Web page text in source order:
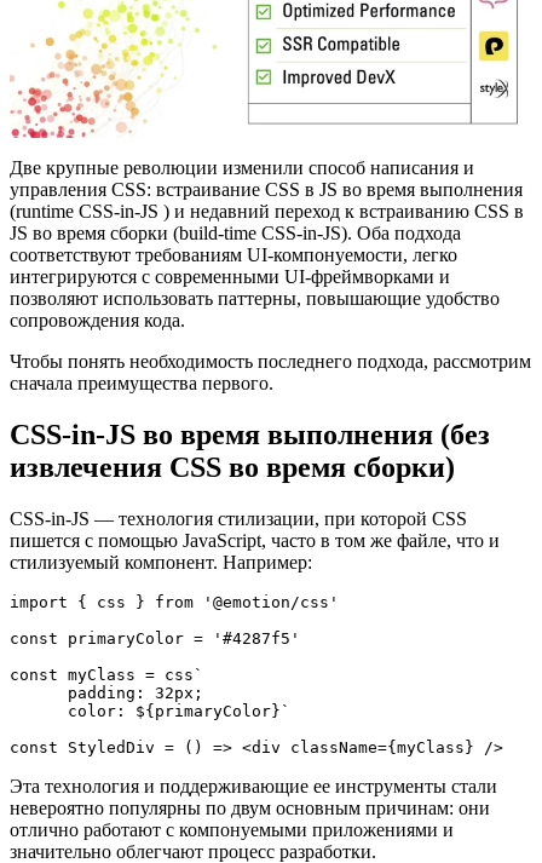
Две крупные революции изменили способ написания и
управления CSS: встраивание CSS в JS во время выполнения
(runtime CSS-in-JS ) и недавний переход к встраиванию CSS в
JS во время сборки (build-time CSS-in-JS). Оба подхода
соответствуют требованиям UI-компонуемости, легко
интегрируются с современными UI-фреймворками и
позволяют использовать паттерны, повышающие удобство
сопровождения кода.
Чтобы понять необходимость последнего подхода, рассмотрим
сначала преимущества первого.
CSS-in-JS во время выполнения (без
извлечения CSS во время сборки)
CSS-in-JS — технология стилизации, при которой CSS
пишется с помощью JavaScript, часто в том же файле, что и
стилизуемый компонент. Например:
import { css } from '@emotion/css'
const primaryColor = '#4287f5'
const myClass = css`
      padding: 32px;
      color: ${primaryColor}`
const StyledDiv = () => <div className={myClass} />
Эта технология и поддерживающие ее инструменты стали
невероятно популярны по двум основным причинам: они
отлично работают с компонуемыми приложениями и
значительно облегчают процесс разработки.